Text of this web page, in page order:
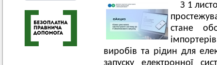
З 1
стане
виробів та рідин для
запуску електронної